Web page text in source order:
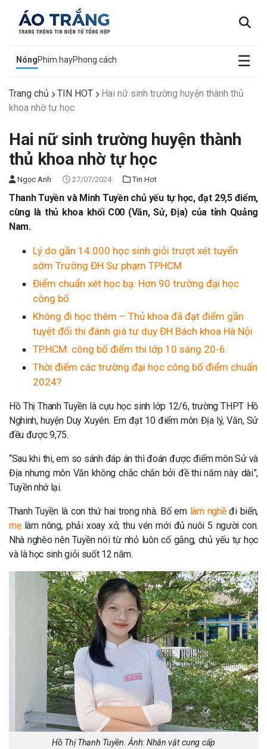
NóngPhim hayPhong cách ☰
×
Trang chủ TIN HOT
Hai nữ sinh trường huyện thành thủ
khoa nhờ tự học
Hai nữ sinh trường huyện thành
thủ khoa nhờ tự học
Ngọc Anh 27/07/2024 Tin Hot
Thanh Tuyền và Minh Tuyền chủ yếu tự học, đạt 29,5 điểm,
cùng là thủ khoa khối C00 (Văn, Sử, Địa) của tỉnh Quảng
Nam.
Lý do gần 14.000 học sinh giỏi trượt xét tuyển
sớm Trường ĐH Sư phạm TPHCM
Điểm chuẩn xét học bạ: Hơn 90 trường đại học
công bố
Không đi học thêm – Thủ khoa đã đạt điểm gần
tuyệt đối thi đánh giá tư duy ĐH Bách khoa Hà Nội
TP.HCM: công bố điểm thi lớp 10 sáng 20-6.
Thời điểm các trường đại học công bố điểm chuẩn
2024?
Hồ Thị Thanh Tuyền là cựu học sinh lớp 12/6, trường THPT Hồ
Nghinh, huyện Duy Xuyên. Em đạt 10 điểm môn Địa lý, Văn, Sử
đều được 9,75.
“Sau khi thi, em so sánh đáp án thì đoán được điểm môn Sử và
Địa nhưng môn Văn không chắc chắn bởi đề thi năm này dài”,
Tuyền nhớ lại.
Thanh Tuyền là con thứ hai trong nhà. Bố em làm nghềđi biển,
mẹlàm nông, phải xoay xở, thu vén mới đủ nuôi 5 người con.
Nhà nghèo nên Tuyền nói từ nhỏ luôn cố gắng, chủ yếu tự học
và là học sinh giỏi suốt 12 năm.
Hồ Thị Thanh Tuyền. Ảnh: Nhân vật cung cấp